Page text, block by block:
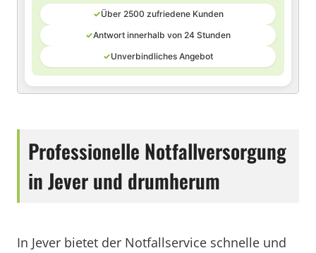
✓Über 2500 zufriedene Kunden
✓Antwort innerhalb von 24 Stunden
✓Unverbindliches Angebot
Professionelle Notfallversorgung
in Jever und drumherum
In Jever bietet der Notfallservice schnelle und